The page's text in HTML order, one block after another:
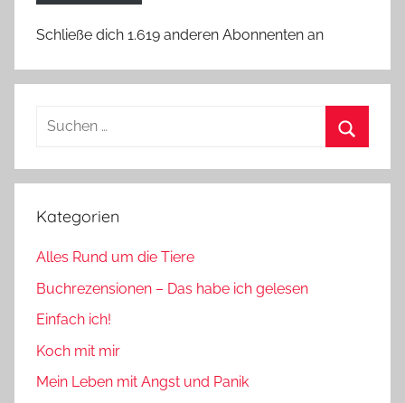
Schließe dich 1.619 anderen Abonnenten an
Suchen
Kategorien
Alles Rund um die Tiere
Buchrezensionen – Das habe ich gelesen
Einfach ich!
Koch mit mir
Mein Leben mit Angst und Panik